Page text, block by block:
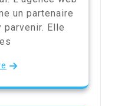
un partenaire
parvenir. Elle